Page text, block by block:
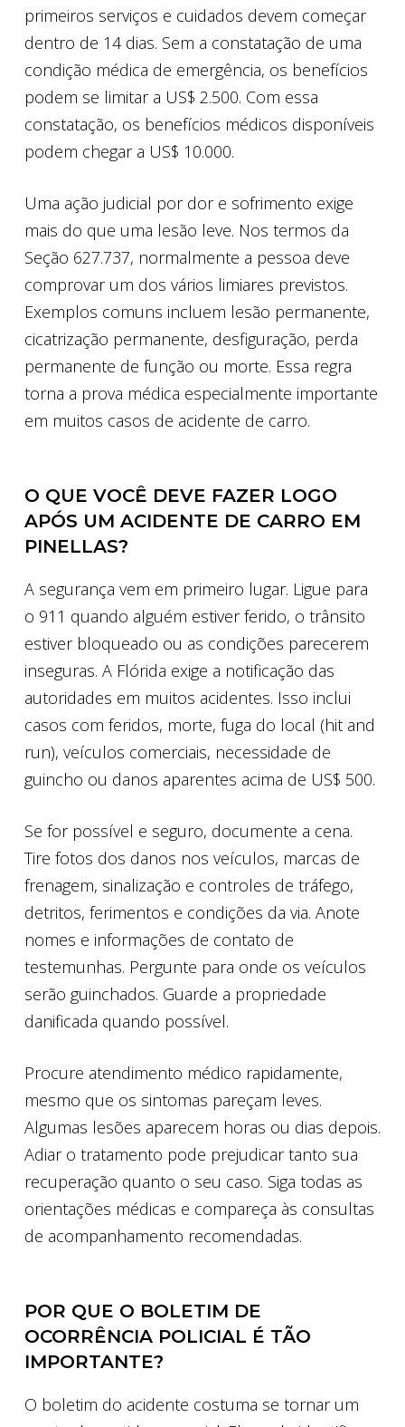
primeiros serviços e cuidados devem começar
dentro de 14 dias. Sem a constatação de uma
condição médica de emergência, os benefícios
podem se limitar a US$ 2.500. Com essa
constatação, os benefícios médicos disponíveis
podem chegar a US$ 10.000.
Uma ação judicial por dor e sofrimento exige
mais do que uma lesão leve. Nos termos da
Seção 627.737, normalmente a pessoa deve
comprovar um dos vários limiares previstos.
Exemplos comuns incluem lesão permanente,
cicatrização permanente, desfiguração, perda
permanente de função ou morte. Essa regra
torna a prova médica especialmente importante
em muitos casos de acidente de carro.
O QUE VOCÊ DEVE FAZER LOGO
APÓS UM ACIDENTE DE CARRO EM
PINELLAS?
A segurança vem em primeiro lugar. Ligue para
o 911 quando alguém estiver ferido, o trânsito
estiver bloqueado ou as condições parecerem
inseguras. A Flórida exige a notificação das
autoridades em muitos acidentes. Isso inclui
casos com feridos, morte, fuga do local (hit and
run), veículos comerciais, necessidade de
guincho ou danos aparentes acima de US$ 500.
Se for possível e seguro, documente a cena.
Tire fotos dos danos nos veículos, marcas de
frenagem, sinalização e controles de tráfego,
detritos, ferimentos e condições da via. Anote
nomes e informações de contato de
testemunhas. Pergunte para onde os veículos
serão guinchados. Guarde a propriedade
danificada quando possível.
Procure atendimento médico rapidamente,
mesmo que os sintomas pareçam leves.
Algumas lesões aparecem horas ou dias depois.
Adiar o tratamento pode prejudicar tanto sua
recuperação quanto o seu caso. Siga todas as
orientações médicas e compareça às consultas
de acompanhamento recomendadas.
POR QUE O BOLETIM DE
OCORRÊNCIA POLICIAL É TÃO
IMPORTANTE?
O boletim do acidente costuma se tornar um